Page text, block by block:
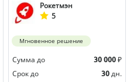
Рокетмэн
5
Мгновенное решение
Сумма до 30 000 ₽
Срок до
30 дн.